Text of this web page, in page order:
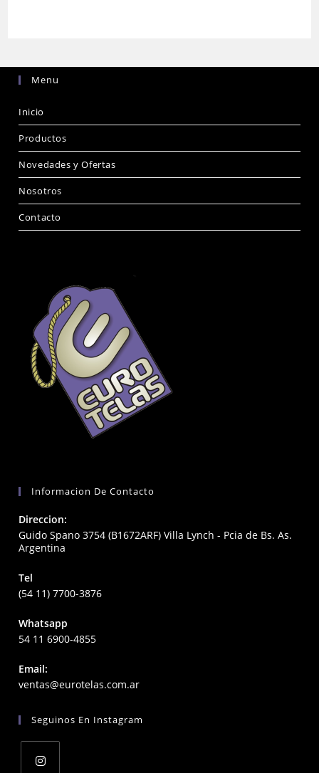
Menu
Inicio
Productos
Novedades y Ofertas
Nosotros
Contacto
Informacion De Contacto
Direccion:
Guido Spano 3754 (B1672ARF) Villa Lynch - Pcia de Bs. As.
Argentina
Tel
(54 11) 7700-3876
Whatsapp
54 11 6900-4855
Email:
ventas@eurotelas.com.arOpens
application
Seguinos En Instagram